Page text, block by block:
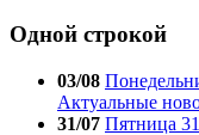
Одной строкой
03/08
Актуальные
31/07 Пятница